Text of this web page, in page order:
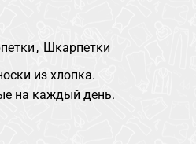
, Шкарпетки
из хлопка.
на каждый день.